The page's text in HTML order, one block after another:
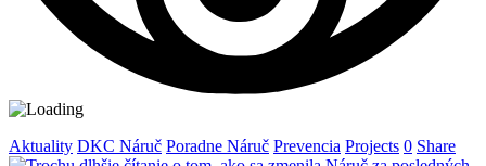
Aktuality DKC Náruč Poradne Náruč Prevencia Projects 0 Share